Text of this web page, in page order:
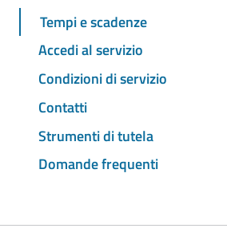
Tempi e scadenze
Accedi al servizio
Condizioni di servizio
Contatti
Strumenti di tutela
Domande frequenti